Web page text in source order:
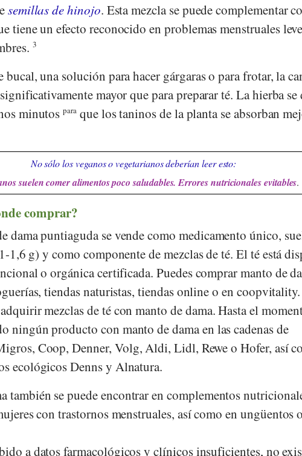
semillas de hinojo. Esta mezcla se puede complementar
tiene un efecto reconocido en problemas menstruales
3
bucal, una solución para hacer gárgaras o para frotar, la
mayor que para preparar té. La hierba se
minutospara que los taninos de la planta se absorban
No sólo los veganos o vegetarianos deberían leer esto:
suelen comer alimentos poco saludables. Errores nutricionales evitables.
comprar?
dama puntiaguda se vende como medicamento único,
1,6 g) y como componente de mezclas de té. El té está
o orgánica certificada. Puedes comprar manto de
tiendas naturistas, tiendas online o en coopvitality.
mezclas de té con manto de dama. Hasta el
ningún producto con manto de dama en las cadenas de
, Coop,Denner, Volg,Aldi, Lidl, ReweoHofer, así
ecológicosDennsy Alnatura.
también se puede encontrar en complementos
con trastornos menstruales, así como en ungüentos
a datos farmacológicos y clínicos insuficientes, no